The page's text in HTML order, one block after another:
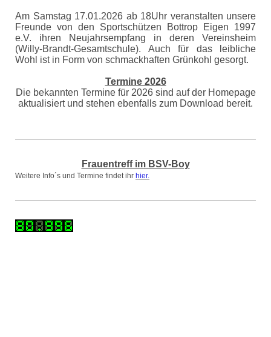
Am Samstag 17.01.2026 ab 18Uhr veranstalten unsere
Freunde von den Sportschützen Bottrop Eigen 1997
e.V. ihren Neujahrsempfang in deren Vereinsheim
(Willy-Brandt-Gesamtschule). Auch für das leibliche
Wohl ist in Form von schmackhaften Grünkohl gesorgt.
Termine 2026
Die bekannten Termine für 2026 sind auf der Homepage
aktualisiert und stehen ebenfalls zum Download bereit.
Frauentreff im BSV-Boy
Weitere Info´s und Termine findet ihr hier.